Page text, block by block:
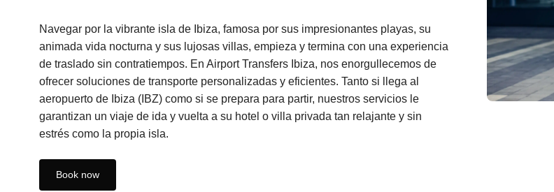
Navegar por la vibrante isla de Ibiza, famosa por sus impresionantes playas, su
animada vida nocturna y sus lujosas villas, empieza y termina con una experiencia
de traslado sin contratiempos. En Airport Transfers Ibiza, nos enorgullecemos de
ofrecer soluciones de transporte personalizadas y eficientes. Tanto si llega al
aeropuerto de Ibiza (IBZ) como si se prepara para partir, nuestros servicios le
garantizan un viaje de ida y vuelta a su hotel o villa privada tan relajante y sin
estrés como la propia isla.
Book now